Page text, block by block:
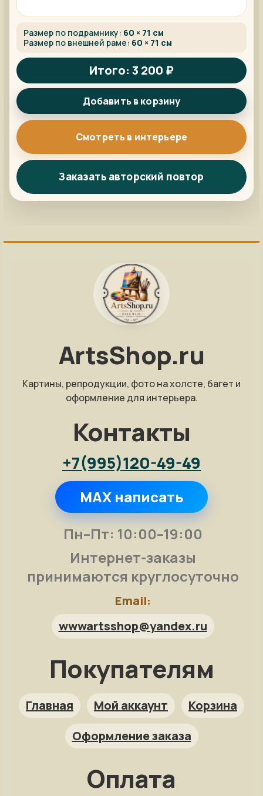
Размер по подрамнику: 60 × 71 см
Размер по внешней раме: 60 × 71 см
Итого: 3 200 ₽
Добавить в корзину
Смотреть в интерьере
Заказать авторский повтор
ArtsShop.ru
Картины, репродукции, фото на холсте, багет и
оформление для интерьера.
Контакты
+7(995)120-49-49
MAX написать
Пн–Пт: 10:00–19:00
Интернет-заказы
принимаются круглосуточно
Email:
wwwartsshop@yandex.ru
Покупателям
Главная Мой аккаунт
Корзина
Оформление заказа
Оплата
Арт-помощница
ArtsShop.ru
Репродукция на заказ